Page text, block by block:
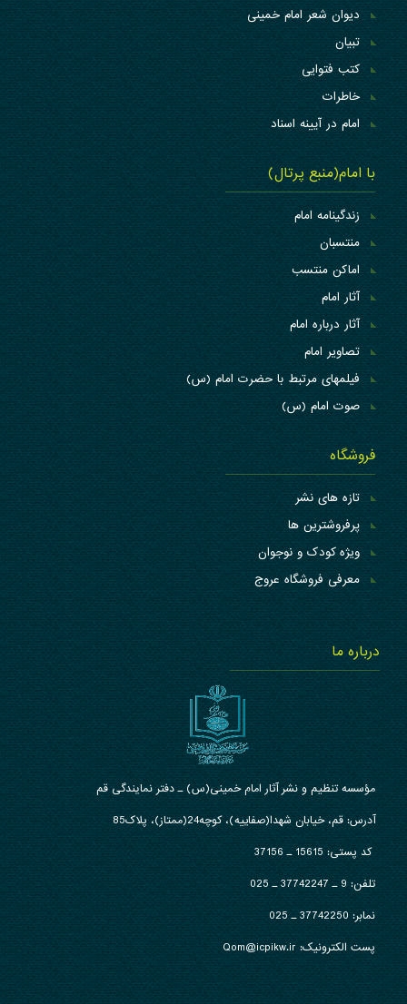
دیوان شعر امام خمینی
تبیان
کتب فتوایی
خاطرات
امام در آیینه اسناد
با امام(منبع پرتال)
زندگینامه امام
منتسبان
اماکن منتسب
آثار امام
آثار درباره امام
تصاویر امام
فیلمهای مرتبط با حضرت امام (س)
صوت امام (س)
فروشگاه
تازه های نشر
پرفروشترین ها
ویژه کودک و نوجوان
معرفی فروشگاه عروج
درباره ما
مؤسسه تنظیم و نشر آثار امام خمینی(س) ـ دفتر نمایندگی قم
آدرس: قم، خیابان شهدا(صفاییه)، کوچه24(ممتاز)، پلاک85
کد پستی: 15615 ـ 37156
تلفن:9 ـ 37742247 ـ 025
نمابر:
پست الکترونیک: Qom@icpikw.ir